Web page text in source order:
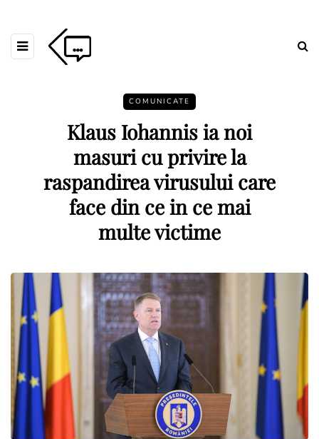
COMUNICATE
Klaus Iohannis ia noi
masuri cu privire la
raspandirea virusului care
face din ce in ce mai
multe victime